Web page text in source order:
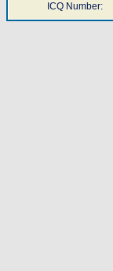
ICQ Number: